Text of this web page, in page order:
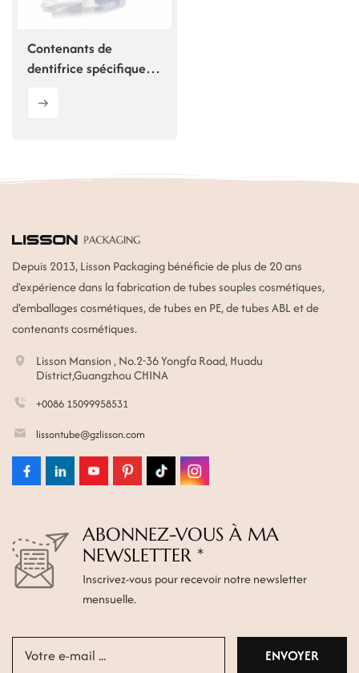
Contenants de
dentifrice spécifiques
Depuis 2013, Lisson Packaging bénéficie de plus de 20 ans
d'expérience dans la fabrication de tubes souples cosmétiques,
d'emballages cosmétiques, de tubes en PE, de tubes ABL et de
contenants cosmétiques.
Lisson Mansion , No.2-36 Yongfa Road, Huadu
District,Guangzhou CHINA
+0086 15099958531
lissontube@gzlisson.com
ABONNEZ-VOUS À MA
NEWSLETTER *
Inscrivez-vous pour recevoir notre newsletter
mensuelle.